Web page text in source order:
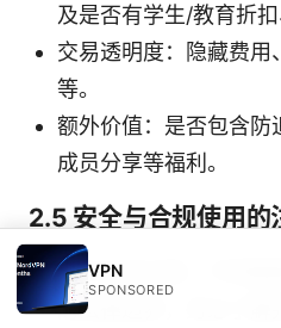
及是否有学生/教育折扣
交易透明度：隐藏费用
等。
额外价值：是否包含防
成员分享等福利。
2.5 安全与合规使用的
遵守当地法规：不同国
的法律边界，务必了解
VPN
SPONSORED